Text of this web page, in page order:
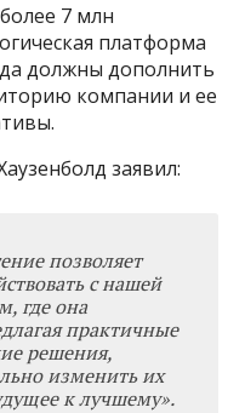
7 млн
платформа
должны дополнить
компании и ее
заявил:
позволяет
с нашей
где она
практичные
решения,
изменить их
к лучшему».